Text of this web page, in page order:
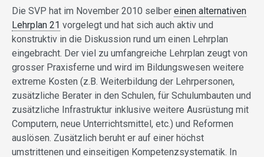
Die SVP hat im November 2010 selber einen alternativen
Lehrplan 21 vorgelegt und hat sich auch aktiv und
konstruktiv in die Diskussion rund um einen Lehrplan
eingebracht. Der viel zu umfangreiche Lehrplan zeugt von
grosser Praxisferne und wird im Bildungswesen weitere
extreme Kosten (z.B. Weiterbildung der Lehrpersonen,
zusätzliche Berater in den Schulen, für Schulumbauten und
zusätzliche Infrastruktur inklusive weitere Ausrüstung mit
Computern, neue Unterrichtsmittel, etc.) und Reformen
auslösen. Zusätzlich beruht er auf einer höchst
umstrittenen und einseitigen Kompetenzsystematik. In